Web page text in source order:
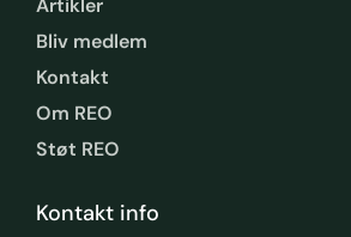
Artikler
Bliv medlem
Kontakt
Om REO
Støt REO
Kontakt info